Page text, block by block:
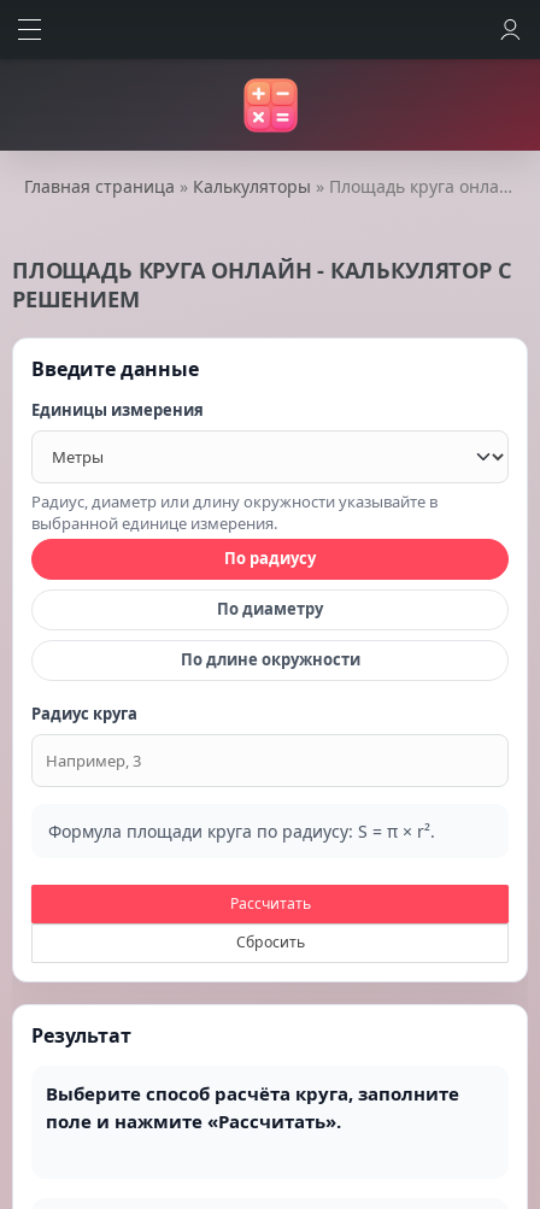
Главная страница » Калькуляторы » Площадь круга онлайн - калькулятор с решением
ПЛОЩАДЬ КРУГА ОНЛАЙН - КАЛЬКУЛЯТОР С
РЕШЕНИЕМ
Введите данные
Единицы измерения
Радиус, диаметр или длину окружности указывайте в
выбранной единице измерения.
По радиусу
По диаметру
По длине окружности
Радиус круга
Формула площади круга по радиусу: S = π × r².
Рассчитать
Сбросить
Результат
Выберите способ расчёта круга, заполните
поле и нажмите «Рассчитать».